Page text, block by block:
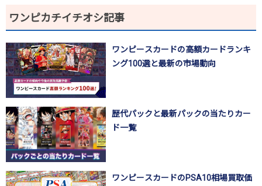
ワンピカチイチオシ記事
ワンピースカードの高額カードランキ
ング100選と最新の市場動向
歴代パックと最新パックの当たりカー
ド一覧
ワンピースカードのPSA10相場買取価